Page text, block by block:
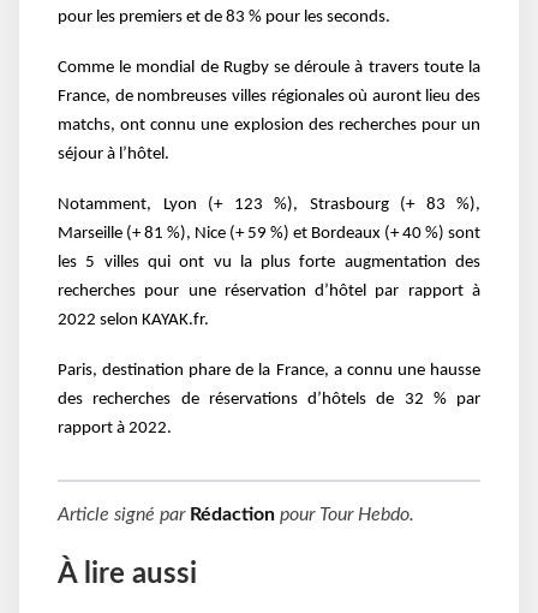
pour les premiers et de 83 % pour les seconds.
Comme le mondial de Rugby se déroule à travers toute la
France, de nombreuses villes régionales où auront lieu des
matchs, ont connu une explosion des recherches pour un
séjour à l’hôtel.
Notamment, Lyon (+ 123 %), Strasbourg (+ 83 %),
Marseille (+ 81 %), Nice (+ 59 %) et Bordeaux (+ 40 %) sont
les 5 villes qui ont vu la plus forte augmentation des
recherches pour une réservation d’hôtel par rapport à
2022 selon KAYAK.fr.
Paris, destination phare de la France, a connu une hausse
des recherches de réservations d’hôtels de 32 % par
rapport à 2022.
Article signé par Rédaction pour Tour Hebdo.
À lire aussi